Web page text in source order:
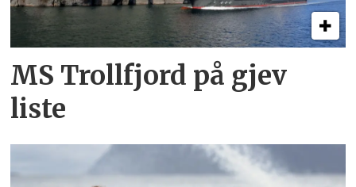
MS Trollfjord på gjev
liste